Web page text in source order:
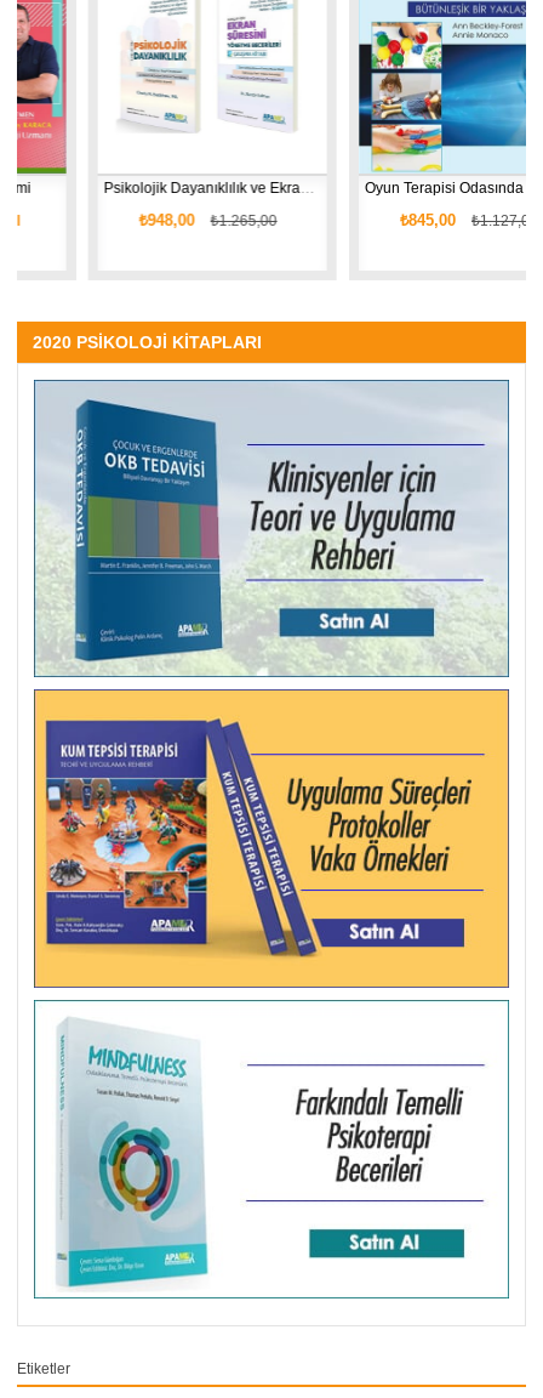
Psikolojik Dayanıklılık ve Ekran Süresini Yönetme - 2 Kitap
₺1.265,00
Oyun Terapisi Odasında Çocuklarla EMDR
₺1.127,00
2020 PSİKOLOJİ KİTAPLARI
Etiketler